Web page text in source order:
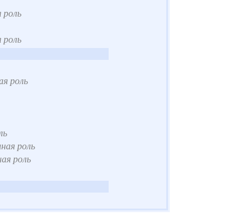
роль
роль
роль
роль
роль